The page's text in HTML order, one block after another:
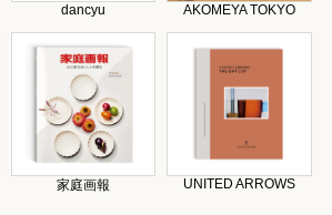
dancyu AKOMEYA TOKYO
家庭画報 UNITED ARROWS